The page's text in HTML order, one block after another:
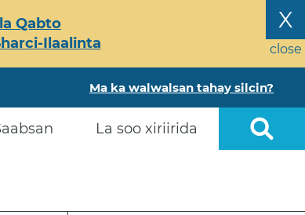
X
close
Qabto
Ilaalinta
Ma ka walwalsan tahay silcin?
La soo xiriirida